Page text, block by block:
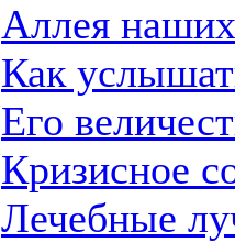
Аллея
Как
Его
Кризисное
Лечебные